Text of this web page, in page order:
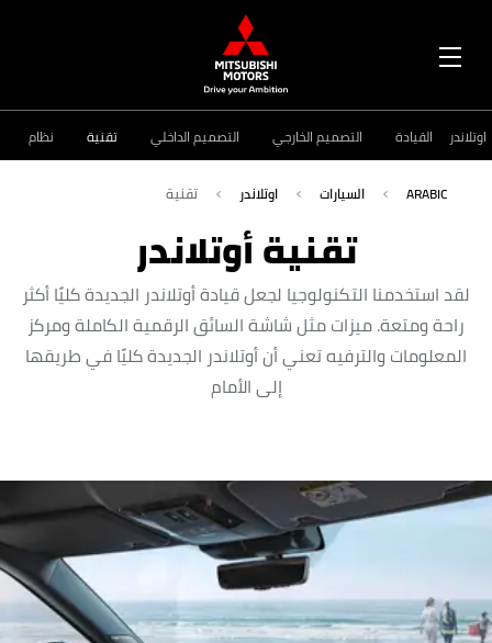
MENU
اوتلاندر القيادة التصميم الخارجي التصميم الداخلي تقنية نظام
ARABIC السيارات اوتلاندر تقنية
تقنية أوتلاندر
لقد استخدمنا التكنولوجيا لجعل قيادة أوتلاندر الجديدة كليًا أكثر
راحة ومتعة. ميزات مثل شاشة السائق الرقمية الكاملة ومركز
المعلومات والترفيه تعني أن أوتلاندر الجديدة كليًا في طريقها
إلى الأمام